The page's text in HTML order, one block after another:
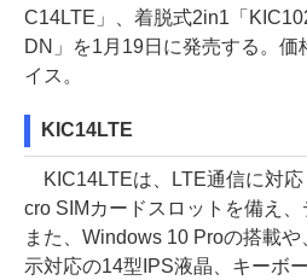
C14LTE」、着脱式2in1「
DN」を1月19日に発売する。価
イス。
KIC14LTE
KIC14LTEは、LTE通信に対
cro SIMカードスロットを備え、
また、Windows 10 Proの搭載
示対応の14型IPS液晶、キーボ